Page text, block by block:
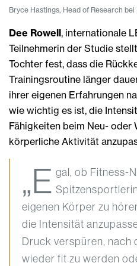
Bryce Hastings, Head of Research bei
Dee Rowell, internationale
Teilnehmerin der Studie
Tochter fest, dass die
Trainingsroutine länger
ihrer eigenen Erfahrungen
wie wichtig es ist, die
Fähigkeiten beim Neu- oder
körperliche Aktivität
„E gal, ob Fitness-
eigenen Körper zu
die Intensität
Druck verspüren, nach
wieder fit zu werden